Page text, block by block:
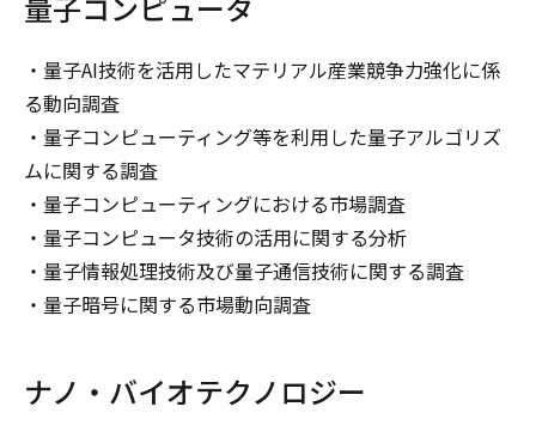
量子コンピュータ
・量子AI技術を活用したマテリアル産業競争力強化に係
る動向調査
・量子コンピューティング等を利用した量子アルゴリズ
ムに関する調査
・量子コンピューティングにおける市場調査
・量子コンピュータ技術の活用に関する分析
・量子情報処理技術及び量子通信技術に関する調査
・量子暗号に関する市場動向調査
ナノ・バイオテクノロジー